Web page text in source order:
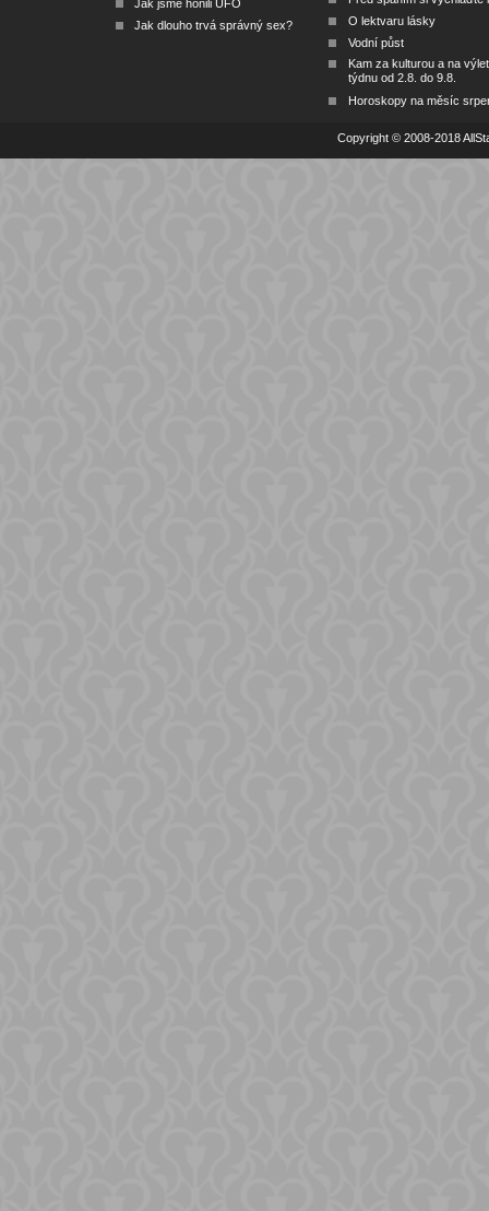
Jak jsme honili UFO
Jak dlouho trvá správný sex?
O lektvaru lásky
Vodní půst
Kam za kulturou a na
týdnu od 2.8. do 9.8.
Horoskopy na měsíc
Copyright © 2008-2018